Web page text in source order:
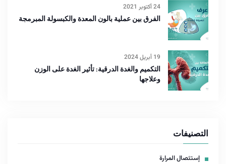
24 أكتوبر 2021
الفرق بين عملية بالون المعدة والكبسولة المبرمجة
19 أبريل 2024
التكميم والغدة الدرقية: تأثير الغدة على الوزن
وعلاجها
التصنيفات
إستئصال المرارة